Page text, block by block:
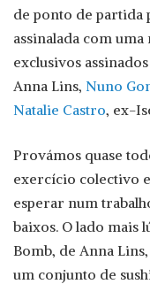
de ponto de partida
assinalada com
exclusivos
Anna Lins, Nuno
Natalie Castro, ex-
Provámos quase
exercício colectivo
esperar num
baixos. O lado mais
Bomb, de Anna
um conjunto de